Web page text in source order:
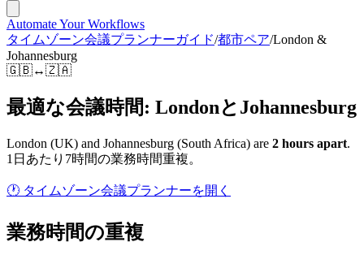
Automate Your Workflows
タイムゾーン会議プランナーガイド/都市ペア/London &
Johannesburg
🇬🇧↔🇿🇦
最適な会議時間: LondonとJohannesburg
London (UK) and Johannesburg (South Africa) are 2 hours apart.
1日あたり7時間の業務時間重複。
🕐 タイムゾーン会議プランナーを開く
業務時間の重複